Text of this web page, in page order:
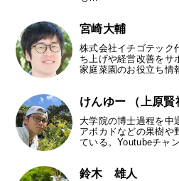
宮崎大輔
株式会社イチゴテック
ち上げや経営改善をサ
家庭菜園のお役立ち
けんゆー （上原賢
大学院の博士過程を中
アボカドなどの果樹や
ている。Youtubeチャ
鈴木 雄人